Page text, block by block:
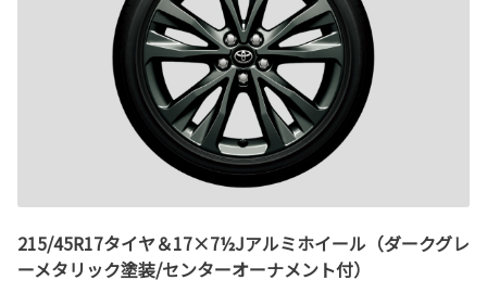
215/45R17タイヤ＆17×7½Jアルミホイール（ダークグレ
ーメタリック塗装/センターオーナメント付）